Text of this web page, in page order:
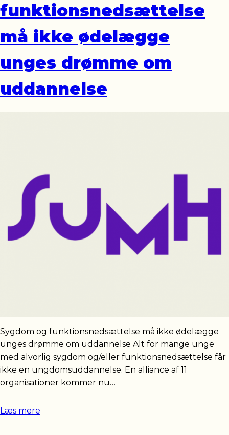
funktionsnedsættelse
må ikke ødelægge
unges drømme om
uddannelse
Sygdom og funktionsnedsættelse må ikke ødelægge
unges drømme om uddannelse Alt for mange unge
med alvorlig sygdom og/eller funktionsnedsættelse får
ikke en ungdomsuddannelse. En alliance af 11
organisationer kommer nu…
Læs mere